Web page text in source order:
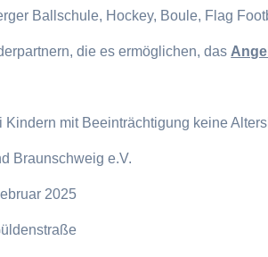
Ballschule, Hockey, Boule, Flag
die es ermöglichen, das
Kindern mit Beeinträchtigung keine
Braunschweig e.V.
2025